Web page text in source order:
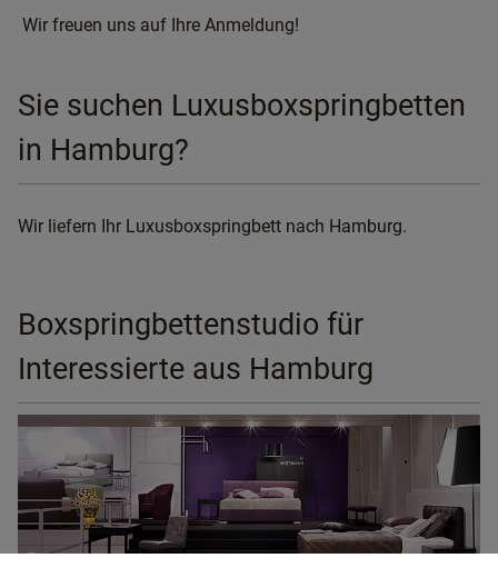
Wir freuen uns auf Ihre Anmeldung!
Sie suchen Luxusboxspringbetten
in Hamburg?
Wir liefern Ihr Luxusboxspringbett nach Hamburg.
Boxspringbettenstudio für
Interessierte aus Hamburg